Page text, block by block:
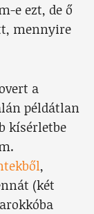
e ezt, de ő
mennyire
a
példátlan
kísérletbe
,
(két